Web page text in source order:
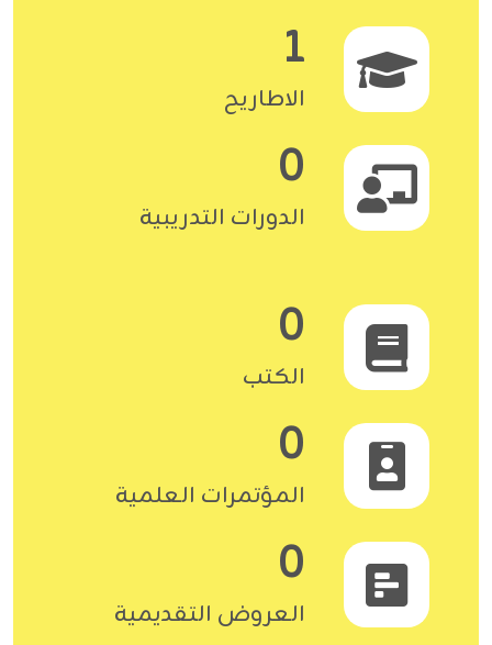
1
الاطاريح
0
الدورات التدريبية
0
الكتب
0
المؤتمرات العلمية
0
العروض التقديمية